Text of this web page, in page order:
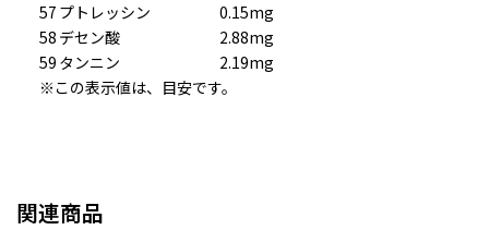
57 プトレッシン
0.15mg
58 デセン酸
2.88mg
59 タンニン
2.19mg
※この表示値は、目安です。
関連商品